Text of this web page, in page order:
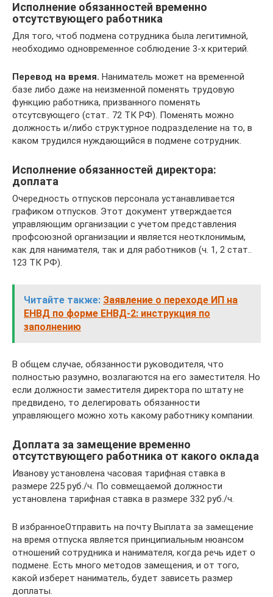
Исполнение обязанностей временно
отсутствующего работника
Для того, чтоб подмена сотрудника была легитимной,
необходимо одновременное соблюдение 3-х критерий.
Перевод на время. Наниматель может на временной
базе либо даже на неизменной поменять трудовую
функцию работника, призванного поменять
отсутсвующего (стат.. 72 ТК РФ). Поменять можно
должность и/либо структурное подразделение на то, в
каком трудился нуждающийся в подмене сотрудник.
Исполнение обязанностей директора:
доплата
Очередность отпусков персонала устанавливается
графиком отпусков. Этот документ утверждается
управляющим организации с учетом представления
профсоюзной организации и является неотклонимым,
как для нанимателя, так и для работников (ч. 1, 2 стат..
123 ТК РФ).
Читайте также: Заявление о переходе ИП на
ЕНВД по форме ЕНВД-2: инструкция по
заполнению
В общем случае, обязанности руководителя, что
полностью разумно, возлагаются на его заместителя. Но
если должности заместителя директора по штату не
предвидено, то делегировать обязанности
управляющего можно хоть какому работнику компании.
Доплата за замещение временно
отсутствующего работника от какого оклада
Иванову установлена часовая тарифная ставка в
размере 225 руб./ч. По совмещаемой должности
установлена тарифная ставка в размере 332 руб./ч.
В избранноеОтправить на почту Выплата за замещение
на время отпуска является принципиальным нюансом
отношений сотрудника и нанимателя, когда речь идет о
подмене. Есть много методов замещения, и от того,
какой изберет наниматель, будет зависеть размер
доплаты.